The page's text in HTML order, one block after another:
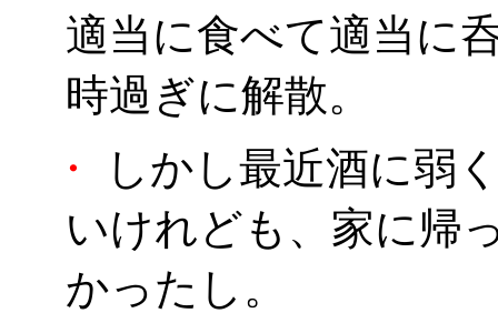
適当に食べて適当に
時過ぎに解散。
・
しかし最近酒に弱
いけれども、家に帰
かったし。